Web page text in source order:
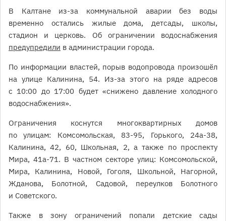
В Калтане из-за коммунальной аварии без воды
временно остались жилые дома, детсады, школы,
стадион и церковь. Об ограничении водоснабжения
предупредили в администрации города.
По информации властей, порыв водопровода произошёл
на улице Калинина, 54. Из-за этого на ряде адресов
с 10:00 до 17:00 будет «снижено давление холодного
водоснабжения».
Ограничения коснутся многоквартирных домов
по улицам: Комсомольская, 83-95, Горького, 24а-38,
Калинина, 42, 60, Школьная, 2, а также по проспекту
Мира, 41а-71. В частном секторе улиц: Комсомольской,
Мира, Калинина, Новой, Гоголя, Школьной, Нагорной,
Жданова, Болотной, Садовой, переулков Болотного
и Советского.
Также в зону ограничений попали детские сады